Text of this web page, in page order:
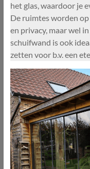
het glas, waardoor je
De ruimtes worden
en privacy, maar wel
schuifwand is ook
zetten voor b.v. een